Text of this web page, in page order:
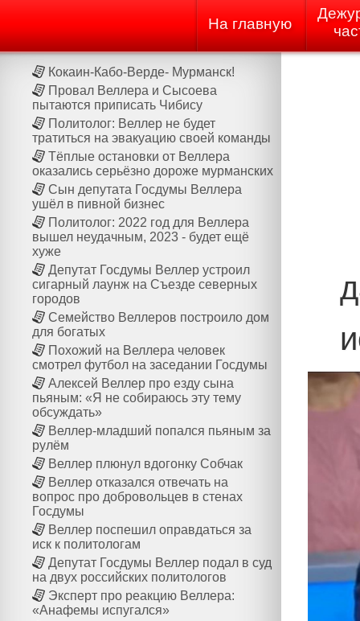
На главную
Кокаин-Кабо-Верде- Мурманск!
Провал Веллера и Сысоева
пытаются приписать Чибису
Политолог: Веллер не будет
тратиться на эвакуацию своей команды
Тёплые остановки от Веллера
оказались серьёзно дороже мурманских
Сын депутата Госдумы Веллера
ушёл в пивной бизнес
Политолог: 2022 год для Веллера
вышел неудачным, 2023 - будет ещё
хуже
Депутат Госдумы Веллер устроил
сигарный лаунж на Cъезде северных
городов
Семейство Веллеров построило дом
для богатых
Похожий на Веллера человек
смотрел футбол на заседании Госдумы
Алексей Веллер про езду сына
пьяным: «Я не собираюсь эту тему
обсуждать»
Веллер-младший попался пьяным за
рулём
Веллер плюнул вдогонку Собчак
Веллер отказался отвечать на
вопрос про добровольцев в стенах
Госдумы
Веллер поспешил оправдаться за
иск к политологам
Депутат Госдумы Веллер подал в суд
на двух российских политологов
Эксперт про реакцию Веллера:
«Анафемы испугался»